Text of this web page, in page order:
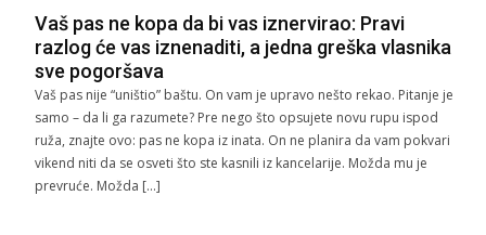
Vaš pas ne kopa da bi vas iznervirao: Pravi
razlog će vas iznenaditi, a jedna greška vlasnika
sve pogoršava
Vaš pas nije “uništio” baštu. On vam je upravo nešto rekao. Pitanje je
samo – da li ga razumete? Pre nego što opsujete novu rupu ispod
ruža, znajte ovo: pas ne kopa iz inata. On ne planira da vam pokvari
vikend niti da se osveti što ste kasnili iz kancelarije. Možda mu je
prevruće. Možda […]